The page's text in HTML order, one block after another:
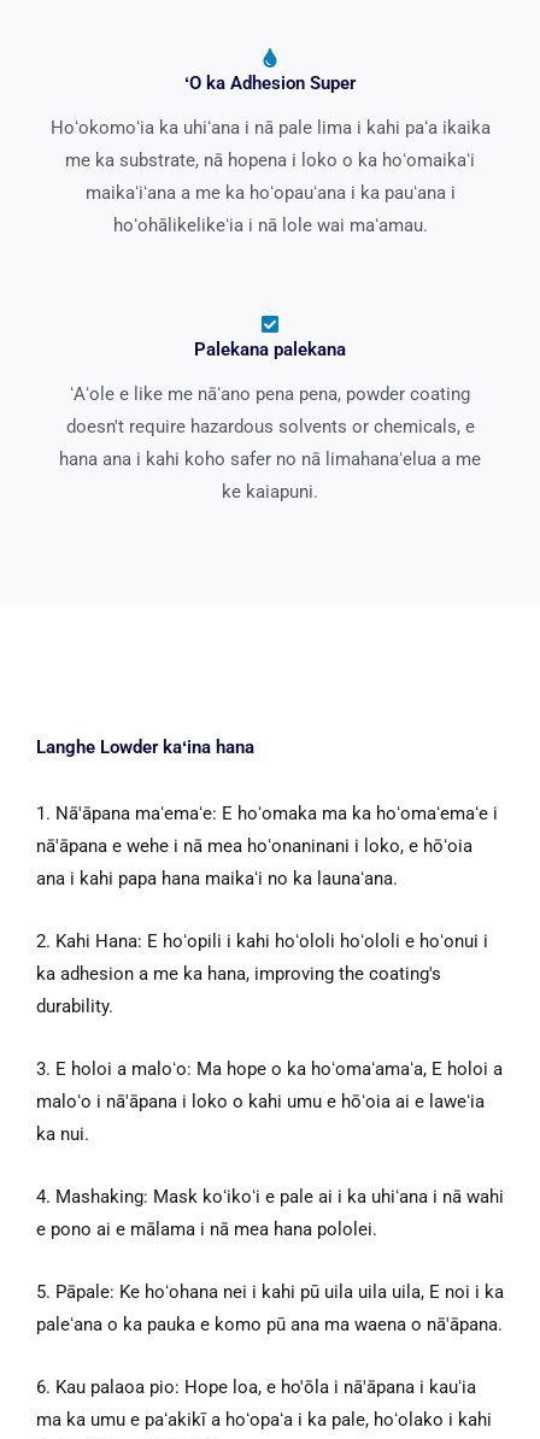
ʻO ka Adhesion Super
Hoʻokomoʻia ka uhiʻana i nā pale lima i kahi paʻa ikaika
me ka substrate, nā hopena i loko o ka hoʻomaikaʻi
maikaʻiʻana a me ka hoʻopauʻana i ka pauʻana i
hoʻohālikelikeʻia i nā lole wai maʻamau.
Palekana palekana
ʻAʻole e like me nāʻano pena pena, powder coating
doesn't require hazardous solvents or chemicals, e
hana ana i kahi koho safer no nā limahanaʻelua a me
ke kaiapuni.
Langhe Lowder kaʻina hana
1. Nā'āpana maʻemaʻe: E hoʻomaka ma ka hoʻomaʻemaʻe i
nā'āpana e wehe i nā mea hoʻonaninani i loko, e hōʻoia
ana i kahi papa hana maikaʻi no ka launaʻana.
2. Kahi Hana: E hoʻopili i kahi hoʻololi hoʻololi e hoʻonui i
ka adhesion a me ka hana, improving the coating's
durability.
3. E holoi a maloʻo: Ma hope o ka hoʻomaʻamaʻa, E holoi a
maloʻo i nā'āpana i loko o kahi umu e hōʻoia ai e laweʻia
ka nui.
4. Mashaking: Mask koʻikoʻi e pale ai i ka uhiʻana i nā wahi
e pono ai e mālama i nā mea hana pololei.
5. Pāpale: Ke hoʻohana nei i kahi pū uila uila uila, E noi i ka
paleʻana o ka pauka e komo pū ana ma waena o nā'āpana.
6. Kau palaoa pio: Hope loa, e ho'ōla i nā'āpana i kauʻia
ma ka umu e paʻakikī a hoʻopaʻa i ka pale, hoʻolako i kahi